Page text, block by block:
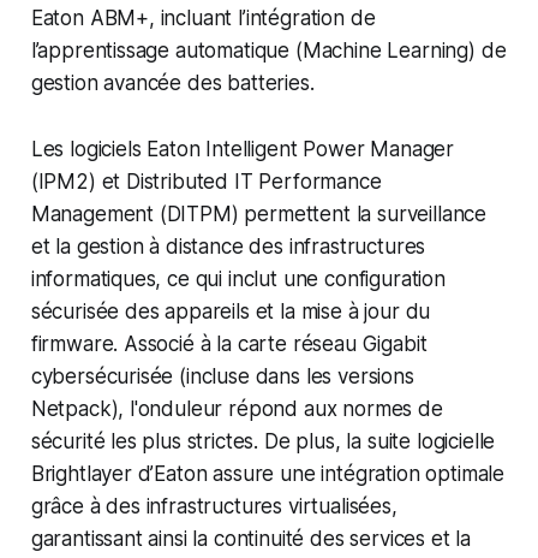
Eaton ABM+, incluant l’intégration de
l’apprentissage automatique (Machine Learning) de
gestion avancée des batteries.
Les logiciels Eaton Intelligent Power Manager
(IPM2) et Distributed IT Performance
Management (DITPM) permettent la surveillance
et la gestion à distance des infrastructures
informatiques, ce qui inclut une configuration
sécurisée des appareils et la mise à jour du
firmware. Associé à la carte réseau Gigabit
cybersécurisée (incluse dans les versions
Netpack), l'onduleur répond aux normes de
sécurité les plus strictes. De plus, la suite logicielle
Brightlayer d’Eaton assure une intégration optimale
grâce à des infrastructures virtualisées,
garantissant ainsi la continuité des services et la